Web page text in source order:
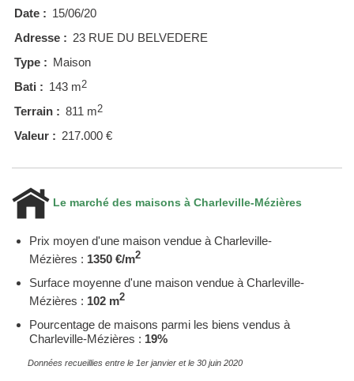
Date : 15/06/20
Adresse : 23 RUE DU BELVEDERE
Type : Maison
Bati : 143 m2
Terrain : 811 m2
Valeur : 217.000 €
Le marché des maisons à Charleville-Mézières
Prix moyen d'une maison vendue à Charleville-
Mézières : 1350 €/m2
Surface moyenne d'une maison vendue à Charleville-
Mézières : 102 m2
Pourcentage de maisons parmi les biens vendus à
Charleville-Mézières : 19%
Données recueillies entre le 1er janvier et le 30 juin 2020